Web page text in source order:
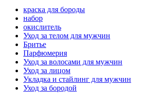
краска для бороды
набор
окислитель
Уход за телом для мужчин
Бритье
Парфюмерия
Уход за волосами для мужчин
Уход за лицом
Укладка и стайлинг для мужчин
Уход за бородой